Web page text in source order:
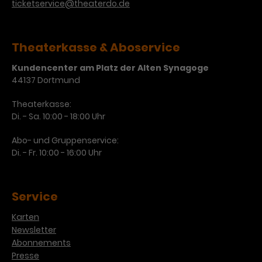
Laufzeit 1 Minute
Zweck
Das ist ein von Google Analytics
gesendet. Solange es gesetzt ist,
Datenübertragungen
unterbunden.
Zweck
Dieses Cookie wird verwendet, um
Nutzerinteraktionen mit
Werbeanzeigen zu messen und
Name IDE
Laufzeit
Zweck
ticketservice@theaterdo.de
Theaterkasse & Aboservice
Kundencenter am Platz der Alten Synagoge
44137 Dortmund
Theaterkasse:
Di. - Sa. 10:00 - 18:00 Uhr
Abo- und Gruppenservice:
Di. - Fr. 10:00 - 16:00 Uhr
Service
Karten
Newsletter
Abonnements
Presse